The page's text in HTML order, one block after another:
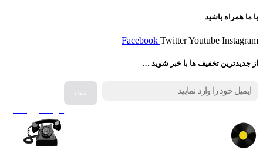
با ما همراه باشید
Facebook TwitterYoutube Instagram
از جدیدترین تخفیف ها با خبر شوید …
فروش انواع